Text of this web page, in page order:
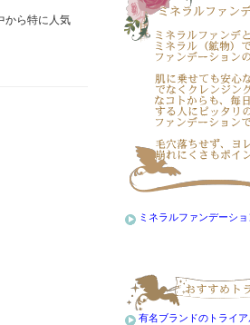
から特に人気
ミネラルファンデーショ
有名ブランドのトライ